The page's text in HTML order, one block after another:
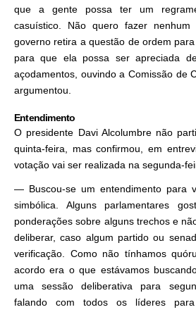
que a gente possa ter um
casuístico. Não quero fazer nenhum
governo retira a questão de ordem
para que ela possa ser apreciada
açodamentos, ouvindo a Comissão de
argumentou.
Entendimento
O presidente Davi Alcolumbre não
quinta-feira, mas confirmou, em
votação vai ser realizada na segunda-
— Buscou-se um entendimento para
simbólica. Alguns parlamentares
ponderações sobre alguns trechos e
deliberar, caso algum partido ou
verificação. Como não tínhamos
acordo era o que estávamos
uma sessão deliberativa para
falando com todos os líderes